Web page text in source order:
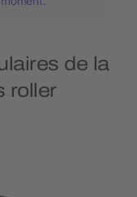
de la
roller